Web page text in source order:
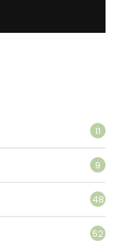
11
9
48
52